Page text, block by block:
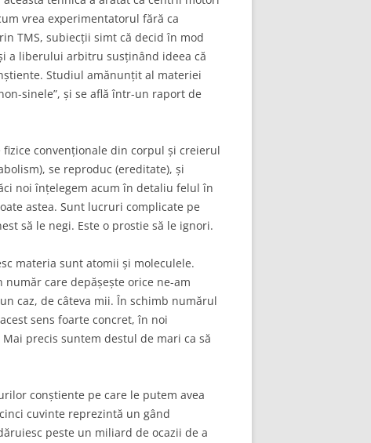
vrea experimentatorul fără ca
TMS, subiecții simt că decid în mod
a liberului arbitru susținând ideea că
Studiul amănunțit al materiei
sinele”, și se află într-un raport de
convenționale din corpul și creierul
se reproduc (ereditate), și
noi înțelegem acum în detaliu felul în
astea. Sunt lucruri complicate pe
să le negi. Este o prostie să le ignori.
materia sunt atomii și moleculele.
care depășește orice ne-am
caz, de câteva mii. În schimb numărul
sens foarte concret, în noi
precis suntem destul de mari ca să
conștiente pe care le putem avea
cuvinte reprezintă un gând
peste un miliard de ocazii de a